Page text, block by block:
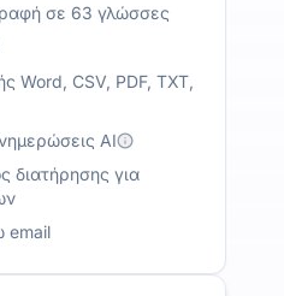
σε 63 γλώσσες
Word, CSV, PDF, TXT,
AI
διατήρησης για
email